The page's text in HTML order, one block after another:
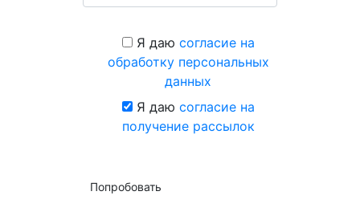
Я даю согласие на
обработку персональных
данных
Я даю согласие на
получение рассылок
Попробовать